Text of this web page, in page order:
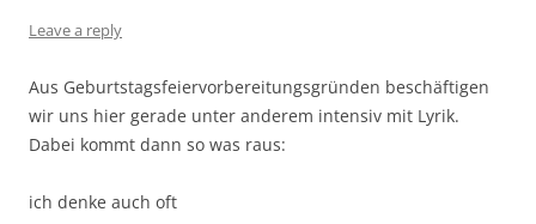
Leave a reply
Aus Geburtstagsfeiervorbereitungsgründen beschäftigen
wir uns hier gerade unter anderem intensiv mit Lyrik.
Dabei kommt dann so was raus:
ich denke auch oft